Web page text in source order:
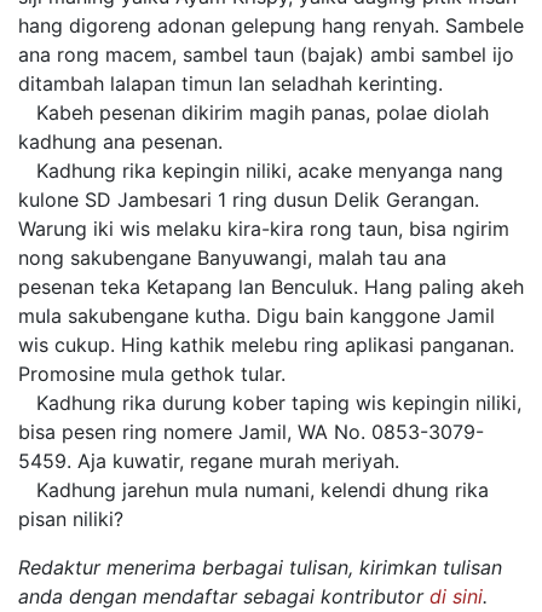
hang digoreng adonan gelepung hang renyah. Sambele
ana rong macem, sambel taun (bajak) ambi sambel ijo
ditambah lalapan timun lan seladhah kerinting.
Kabeh pesenan dikirim magih panas, polae diolah
kadhung ana pesenan.
Kadhung rika kepingin niliki, acake menyanga nang
kulone SD Jambesari 1 ring dusun Delik Gerangan.
Warung iki wis melaku kira-kira rong taun, bisa ngirim
nong sakubengane Banyuwangi, malah tau ana
pesenan teka Ketapang lan Benculuk. Hang paling akeh
mula sakubengane kutha. Digu bain kanggone Jamil
wis cukup. Hing kathik melebu ring aplikasi panganan.
Promosine mula gethok tular.
Kadhung rika durung kober taping wis kepingin niliki,
bisa pesen ring nomere Jamil, WA No. 0853-3079-
5459. Aja kuwatir, regane murah meriyah.
Kadhung jarehun mula numani, kelendi dhung rika
pisan niliki?
Redaktur menerima berbagai tulisan, kirimkan tulisan
anda dengan mendaftar sebagai kontributor di sini.